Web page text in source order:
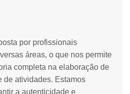
por profissionais
áreas, o que nos permite
completa na elaboração de
de atividades. Estamos
a autenticidade e